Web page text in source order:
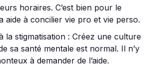
horaires. C’est bien pour le
aide à concilier vie pro et vie perso.
la stigmatisation : Créez une culture
sa santé mentale est normal. Il n’y
à demander de l’aide.